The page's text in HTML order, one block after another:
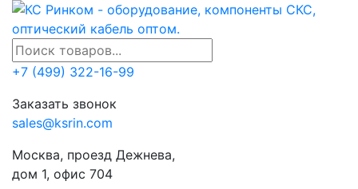
+7 (499) 322-16-99
Заказать звонок
sales@ksrin.com
Москва, проезд Дежнева,
дом 1, офис 704